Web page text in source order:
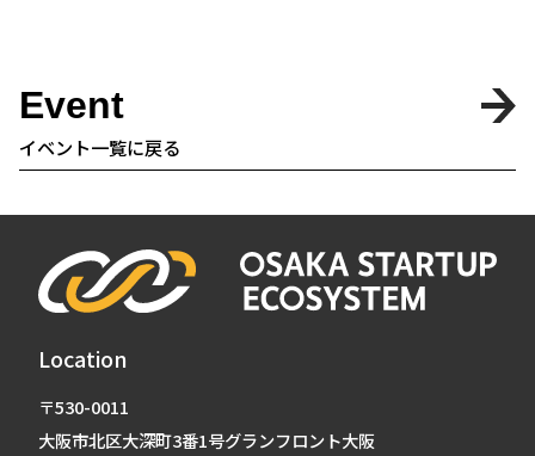
Event
イベント一覧に戻る
Location
〒530-0011
大阪市北区大深町3番1号グランフロント大阪